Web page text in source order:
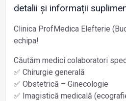
detalii și informații
Clinica ProfMedica Elefterie
echipa!
Căutăm medici colaboratori
✅ Chirurgie generală
✅ Obstetrică – Ginecologie
✅ Imagistică medicală